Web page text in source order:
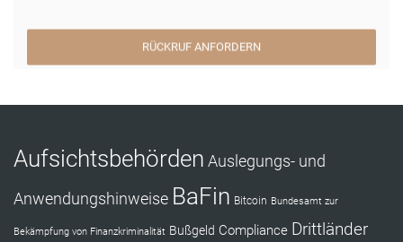
RÜCKRUF ANFORDERN
Aufsichtsbehörden Auslegungs- und
Anwendungshinweise BaFin Bitcoin Bundesamt zur
Bekämpfung von Finanzkriminalität Bußgeld Compliance Drittländer